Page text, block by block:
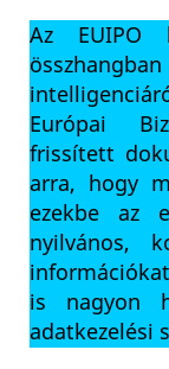
Az EUIPO
Európai
frissített
arra, hogy
ezekbe az
nyilvános,
is nagyon
adatkezelési